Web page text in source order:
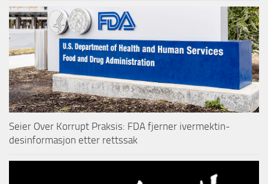
Seier Over Korrupt Praksis: FDA fjerner ivermektin-
desinformasjon etter rettssak